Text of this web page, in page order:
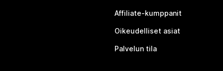
Affiliate-kumppanit
Oikeudelliset asiat
Palvelun tila